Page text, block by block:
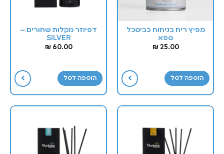
מפיץ ריח בניחוח כביסכל
ספא
25.00
₪
הוספה לסל
דפיוזר מקלות שחורים –
SILVER
60.00
₪
הוספה לסל